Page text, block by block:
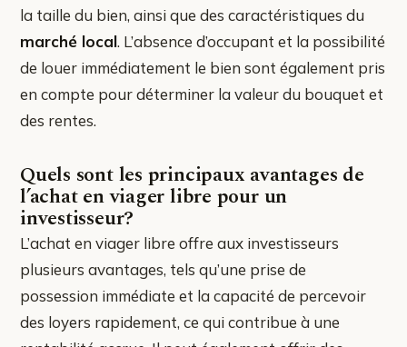
la taille du bien, ainsi que des caractéristiques du
marché local. L’absence d’occupant et la possibilité
de louer immédiatement le bien sont également pris
en compte pour déterminer la valeur du bouquet et
des rentes.
Quels sont les principaux avantages de
l’achat en viager libre pour un
investisseur?
L’achat en viager libre offre aux investisseurs
plusieurs avantages, tels qu’une prise de
possession immédiate et la capacité de percevoir
des loyers rapidement, ce qui contribue à une